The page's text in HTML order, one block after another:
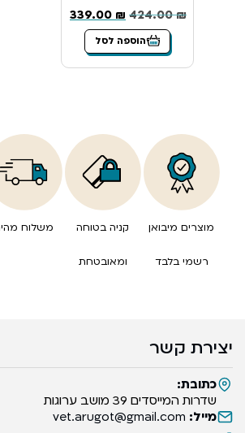
424.00₪
339.00 ₪
הוספה לסל
מוצרים מיבואן
רשמי בלבד
קניה בטוחה
ומאובטחת
משלוח
יצירת קשר
כתובת:
שדרות המייסדים 39 מושב ערוגות
מייל: vet.arugot@gmail.com